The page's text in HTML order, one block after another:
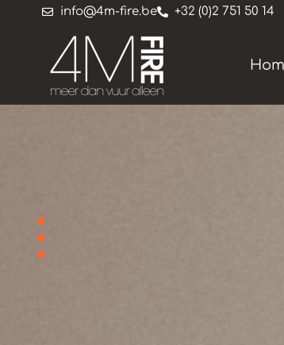
info@4m-fire.be +32 (0)2 751 50 14